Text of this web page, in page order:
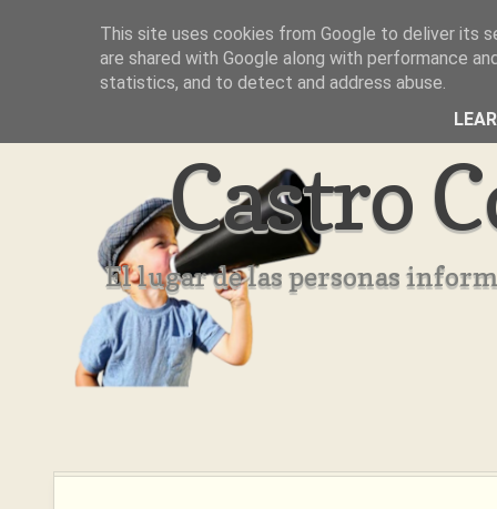
Inicio Aviso Legal Quienes Somos ??
Castro
El lugar de las personas
This site uses cookies from Google to deliver its
are shared with Google along with performance
statistics, and to detect and address abuse.